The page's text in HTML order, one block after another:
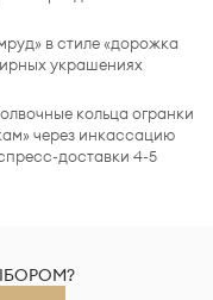
в стиле «дорожка
украшениях
кольца огранки
через инкассацию
доставки 4-5